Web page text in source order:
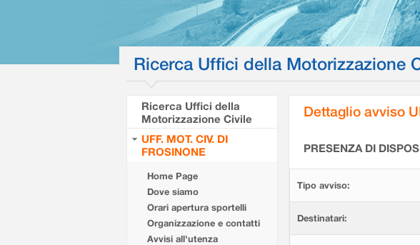
Ricerca Uffici della Motorizzazione
Ricerca Uffici della
Motorizzazione Civile
UFF. MOT. CIV. DI
FROSINONE
Home Page
Dove siamo
Orari apertura sportelli
Organizzazione e contatti
Avvisi all'utenza
Dettaglio avviso
PRESENZA DI
Tipo avviso:
Destinatari: